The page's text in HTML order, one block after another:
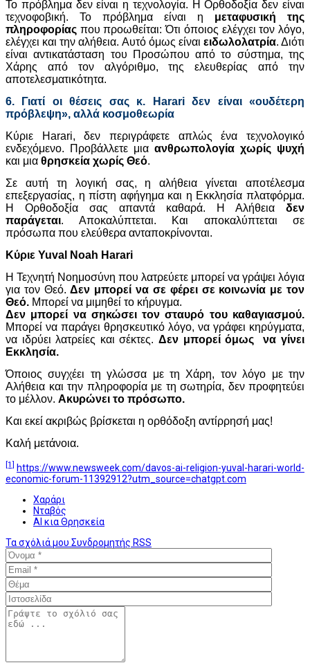
Το πρόβλημα δεν είναι η τεχνολογία. Η Ορθοδοξία δεν είναι
τεχνοφοβική. Το πρόβλημα είναι η μεταφυσική της
πληροφορίας που προωθείται: Ότι όποιος ελέγχει τον λόγο,
ελέγχει και την αλήθεια. Αυτό όμως είναι ειδωλολατρία. Διότι
είναι αντικατάσταση του Προσώπου από το σύστημα, της
Χάρης από τον αλγόριθμο, της ελευθερίας από την
αποτελεσματικότητα.
6. Γιατί οι θέσεις σας κ.
Harariδεν είναι «ουδέτερη
πρόβλεψη», αλλά κοσμοθεωρία
Κύριε Harari, δεν περιγράφετε απλώς ένα τεχνολογικό
ενδεχόμενο. Προβάλλετε μια ανθρωπολογία χωρίς ψυχή
και μια θρησκεία χωρίς Θεό.
Σε αυτή τη λογική σας, η αλήθεια γίνεται αποτέλεσμα
επεξεργασίας, η πίστη αφήγημα και η Εκκλησία πλατφόρμα.
Η Ορθοδοξία σας απαντά καθαρά. Η Αλήθεια δεν
παράγεται. Αποκαλύπτεται. Και αποκαλύπτεται σε
πρόσωπα που ελεύθερα ανταποκρίνονται.
Κύριε Yuval Noah Harari
Η Τεχνητή Νοημοσύνη που λατρεύετε μπορεί να γράψει λόγια
για τον Θεό.Δεν μπορεί να σε φέρει σε κοινωνία με τον
Θεό. Μπορεί να μιμηθεί το κήρυγμα.
Δεν μπορεί να σηκώσει τον σταυρό του καθαγιασμού.
Μπορεί να παράγει θρησκευτικό λόγο, να γράφει κηρύγματα,
να ιδρύει λατρείες και σέκτες. Δεν μπορεί όμως να γίνει
Εκκλησία.
Όποιος συγχέει τη γλώσσα με τη Χάρη, τον λόγο με την
Αλήθεια και την πληροφορία με τη σωτηρία, δεν προφητεύει
το μέλλον. Ακυρώνει το πρόσωπο.
Και εκεί ακριβώς βρίσκεται η ορθόδοξη αντίρρησή μας!
Καλή μετάνοια.
[1] https://www.newsweek.com/davos-ai-religion-yuval-harari-world-
economic-forum-11392912?utm_source=chatgpt.com
Χαράρι
Νταβός
ΑΙ κια Θρησκεία
Τα σχόλιά μου Συνδρομητής RSS